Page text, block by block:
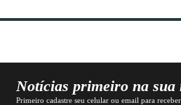
Notícias primeiro na sua
Primeiro cadastre seu celular ou email para